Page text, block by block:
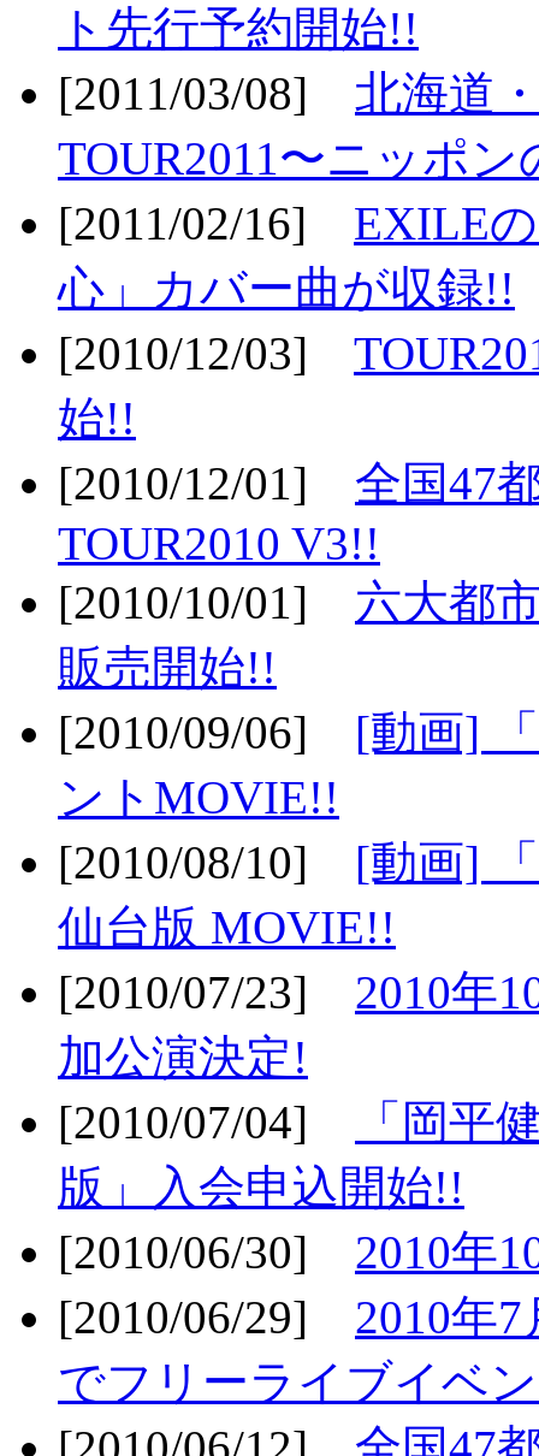
ト先行予約開始!!
[2011/03/08] 北海道
TOUR2011〜ニッポ
[2011/02/16] EXILE
心」カバー曲が収録!!
[2010/12/03]
始!!
[2010/12/01] 全国47
TOUR2010 V3!!
[2010/10/01] 六大都
販売開始!!
[2010/09/06] [動画]
ントMOVIE!!
[2010/08/10] [動画]
仙台版 MOVIE!!
[2010/07/23] 2010年
加公演決定!
[2010/07/04]
「岡平
版」入会申込開始!!
[2010/06/30] 2010年
[2010/06/29] 2010年
でフリーライブイベ